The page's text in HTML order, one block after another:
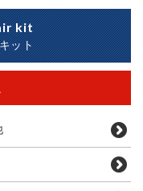
kit
ット